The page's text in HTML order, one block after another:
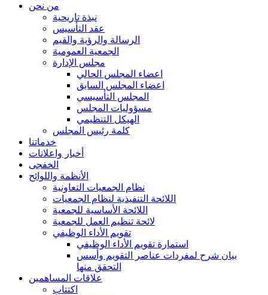
من نحن
نبذة تاريحية
عقد التأسيس
الرسالة والرؤية والقيم
الجمعية العمومية
مجلس الإدارة
اعضاء المجلس الحالي
اعضاء المجلس السابق
المجلس التأسيسي
مسؤوليات المجلس
الهيكل التنظيمي
كلمة رئيس المجلس
خدماتنا
أخبار واعلانات
الخفجى
الأنظمة واللوائح
نظام الجمعيات التعاونية
اللائحة التنفيذية لنظام الجمعيات
اللائحة الأساسية للجمعية
لائحة تنظيم العمل للجمعية
تقويم الأداء الوظيفي
استمارة تقويم الأداء الوظيفي
بيان شرح لمفردات عناصر التقويم وأسس
التحقق منها
علاقات المساهمين
اكتتاب